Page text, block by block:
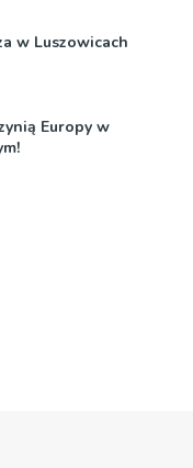
w Luszowicach
Europy w